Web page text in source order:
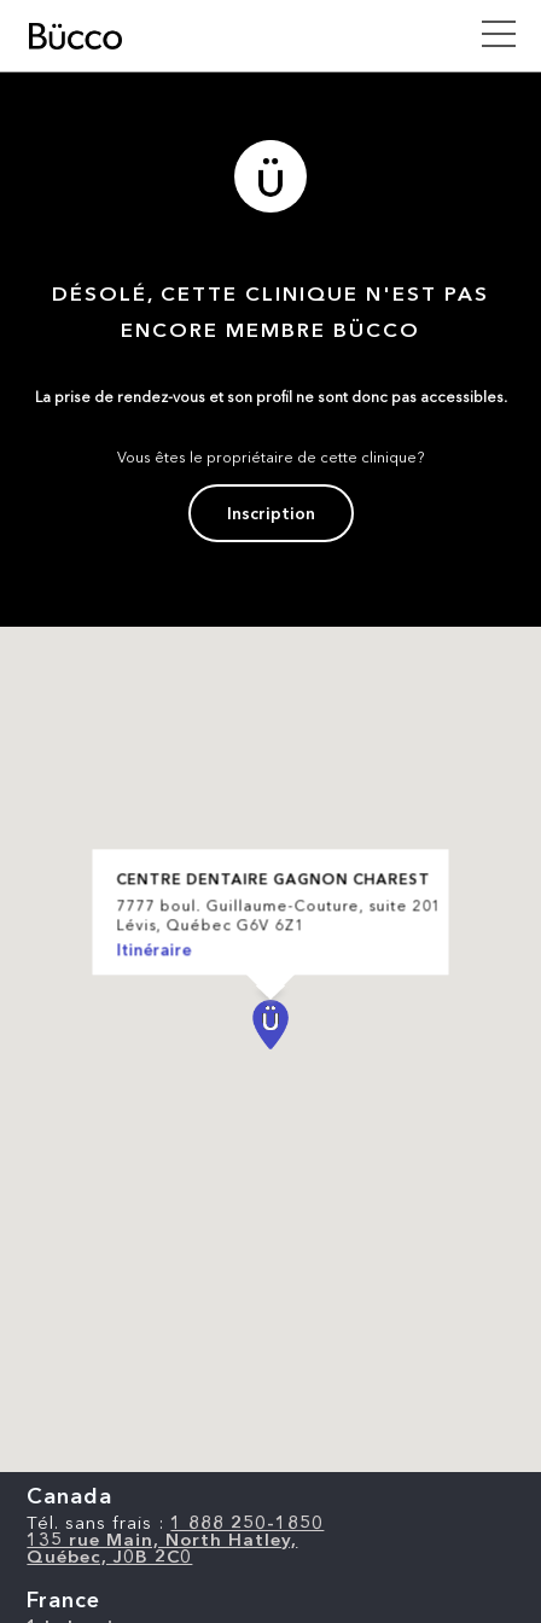
DÉSOLÉ, CETTE CLINIQUE N'EST PAS
ENCORE MEMBRE BÜCCO
La prise de rendez-vous et son profil ne sont donc pas accessibles.
Vous êtes le propriétaire de cette clinique?
Inscription
CENTRE DENTAIRE GAGNON CHAREST
7777 boul. Guillaume-Couture, suite 201
Lévis, Québec G6V 6Z1
Itinéraire
Canada
Tél. sans frais : 1 888 250-1850
135 rue Main, North Hatley,
Québec, J0B 2C0
France